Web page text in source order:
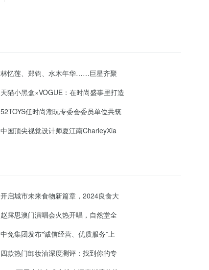
林忆莲、郑钧、水木年华……巨星齐聚
天猫小黑盒×VOGUE：在时尚盛事里打造
52TOYS任时尚潮玩专委会委员单位共筑
中国顶尖视觉设计师夏江南CharleyXia
开启城市未来食物新篇章，2024良食大
赵露思澳门演唱会火热开唱，自然堂全
中免集团发布"诚信经营、优质服务”上
四款热门卸妆油深度测评：找到你的专